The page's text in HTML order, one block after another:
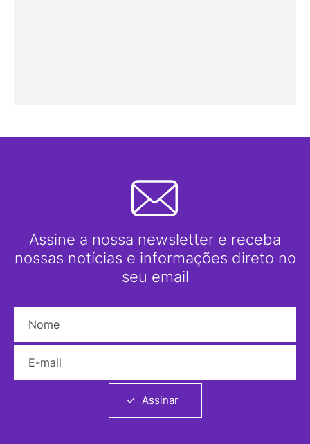
Assine a nossa newsletter e receba
nossas notícias e informações direto no
seu email
Assinar